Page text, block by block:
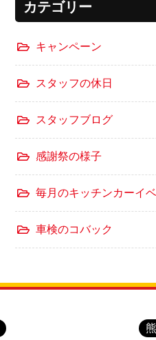
カテゴリー
キャンペーン
スタッフの休日
スタッフブログ
感謝祭の様子
毎月のキッチンカーイ
車検のコバック